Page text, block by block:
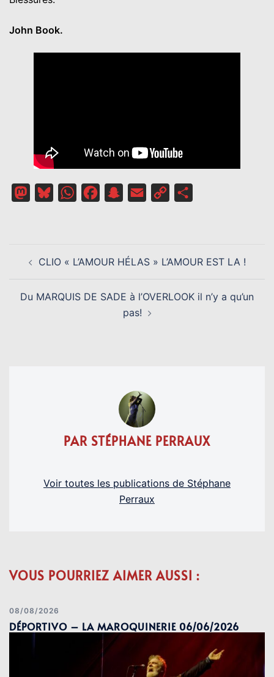
John Book.
MastodonBlueskyWhatsAppFacebookSnapchat
Email
Copy
D’ARTICLE
CLIO « L’AMOUR HÉLAS » L’AMOUR EST LA !
Du MARQUIS DE SADE à l’OVERLOOK il n’y a qu’un
pas!
PAR STÉPHANE PERRAUX
Voir toutes les publications de Stéphane
Perraux
VOUS POURRIEZ AIMER AUSSI :
08/08/2026
DÉPORTIVO – LA MAROQUINERIE 06/06/2026